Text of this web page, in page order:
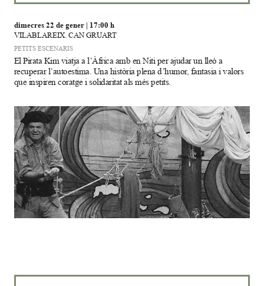
dimecres 22 de gener| 17:00 h
VILABLAREIX. CAN GRUART
PETITS ESCENARIS
El Pirata Kim viatja a l’Àfrica amb en Niti per ajudar un lleó a
recuperar l’autoestima. Una història plena d’humor, fantasia i valors
que inspiren coratge i solidaritat als més petits.